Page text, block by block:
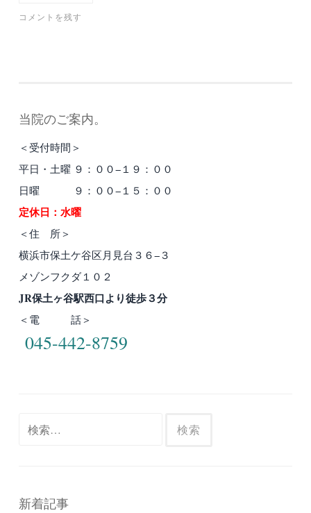
コメントを残す
当院のご案内。
＜受付時間＞
平日・土曜 ９：００−１９：００
日曜 ９：００−１５：００
定休日：水曜
＜住 所＞
横浜市保土ケ谷区月見台３６−３
メゾンフクダ１０２
JR保土ヶ谷駅西口より徒歩３分
＜電 話＞
045-442-8759
新着記事